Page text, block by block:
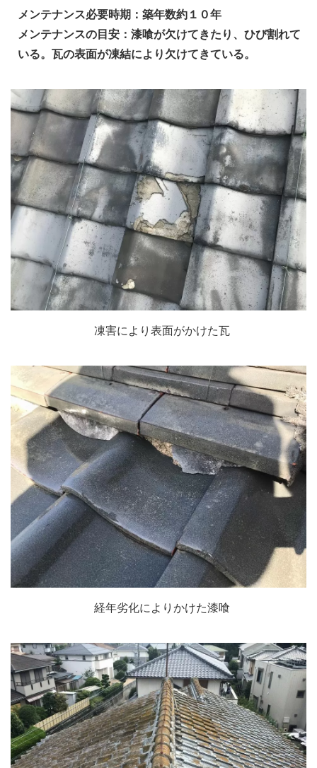
メンテナンス必要時期：築年数約１０年
メンテナンスの目安：漆喰が欠けてきたり、ひび割れて
いる。瓦の表面が凍結により欠けてきている。
凍害により表面がかけた瓦
経年劣化によりかけた漆喰